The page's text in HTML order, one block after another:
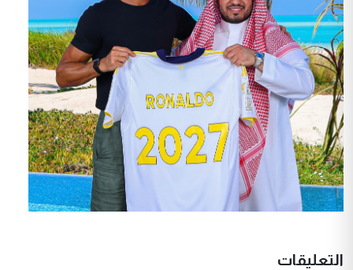
التعليقات